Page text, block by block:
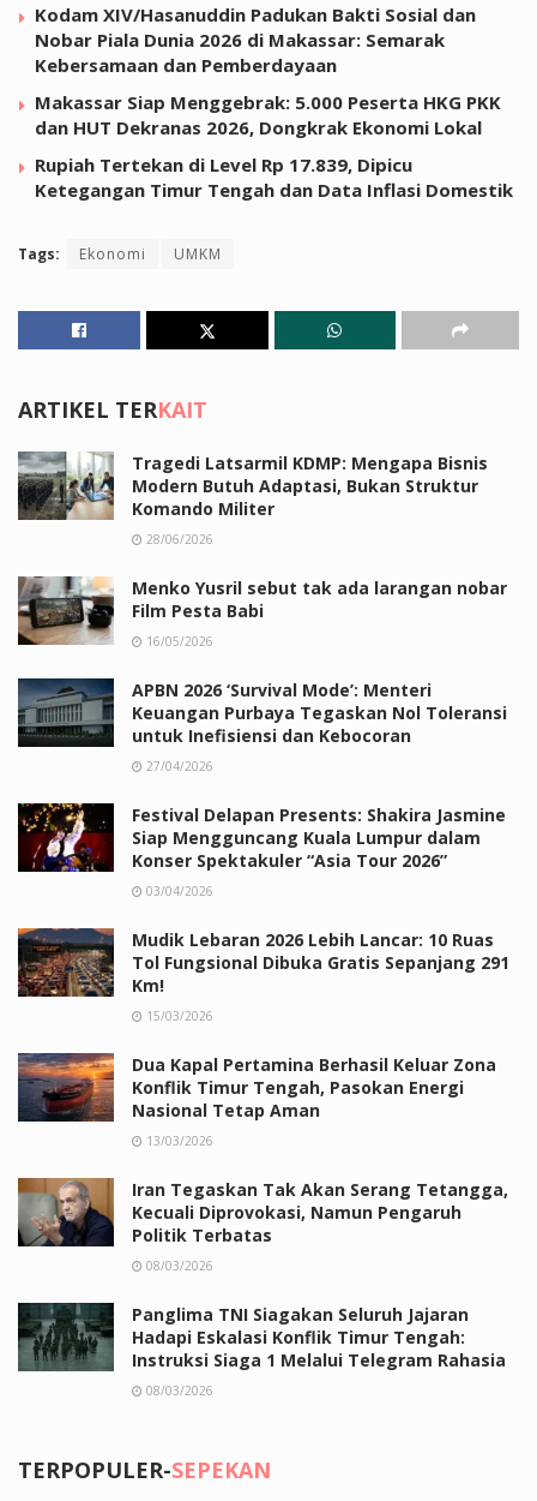
Kodam XIV/Hasanuddin Padukan Bakti Sosial dan
Nobar Piala Dunia 2026 di Makassar: Semarak
Kebersamaan dan Pemberdayaan
Makassar Siap Menggebrak: 5.000 Peserta HKG PKK
dan HUT Dekranas 2026, Dongkrak Ekonomi Lokal
Rupiah Tertekan di Level Rp 17.839, Dipicu
Ketegangan Timur Tengah dan Data Inflasi Domestik
Tags: Ekonomi UMKM
ARTIKEL TERKAIT
Tragedi Latsarmil KDMP: Mengapa Bisnis
Modern Butuh Adaptasi, Bukan Struktur
Komando Militer
28/06/2026
Menko Yusril sebut tak ada larangan nobar
Film Pesta Babi
16/05/2026
APBN 2026 ‘Survival Mode’: Menteri
Keuangan Purbaya Tegaskan Nol Toleransi
untuk Inefisiensi dan Kebocoran
27/04/2026
Festival Delapan Presents: Shakira Jasmine
Siap Mengguncang Kuala Lumpur dalam
Konser Spektakuler “Asia Tour 2026”
03/04/2026
Mudik Lebaran 2026 Lebih Lancar: 10 Ruas
Tol Fungsional Dibuka Gratis Sepanjang 291
Km!
15/03/2026
Dua Kapal Pertamina Berhasil Keluar Zona
Konflik Timur Tengah, Pasokan Energi
Nasional Tetap Aman
13/03/2026
Iran Tegaskan Tak Akan Serang Tetangga,
Kecuali Diprovokasi, Namun Pengaruh
Politik Terbatas
08/03/2026
Panglima TNI Siagakan Seluruh Jajaran
Hadapi Eskalasi Konflik Timur Tengah:
Instruksi Siaga 1 Melalui Telegram Rahasia
08/03/2026
TERPOPULER-SEPEKAN